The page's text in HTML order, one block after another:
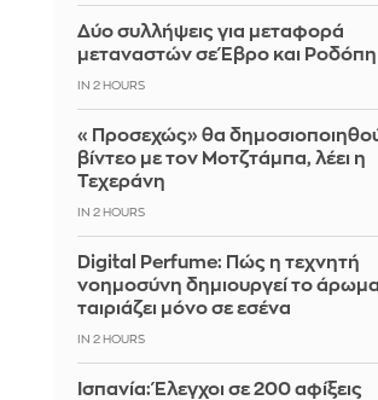
Δύο συλλήψεις για μεταφορά
μεταναστών σε Έβρο και Ροδόπη
IN 2 HOURS
«Προσεχώς» θα
βίντεο με τον Μοτζτάμπα, λέει η
Τεχεράνη
IN 2 HOURS
Digital Perfume: Πώς η τεχνητή
νοημοσύνη δημιουργεί το
ταιριάζει μόνο σε εσένα
IN 2 HOURS
Ισπανία: Έλεγχοι σε 200 αφίξεις